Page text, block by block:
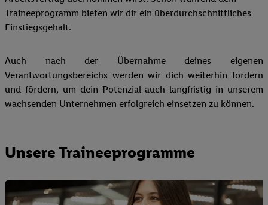
Traineeprogramm bieten wir dir ein überdurchschnittliches
Einstiegsgehalt.
Auch nach der Übernahme deines eigenen
Verantwortungsbereichs werden wir dich weiterhin fordern
und fördern, um dein Potenzial auch langfristig in unserem
wachsenden Unternehmen erfolgreich einsetzen zu können.
Unsere Traineeprogramme